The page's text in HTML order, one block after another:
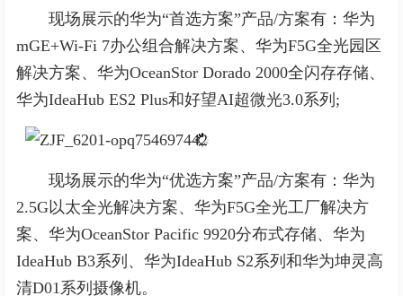
现场展示的华为“首选方案”产品/方案有：华为
mGE+Wi-Fi 7办公组合解决方案、华为F5G全光园区
解决方案、华为OceanStor Dorado 2000全闪存存储、
华为IdeaHub ES2 Plus和好望AI超微光3.0系列;
现场展示的华为“优选方案”产品/方案有：华为
2.5G以太全光解决方案、华为F5G全光工厂解决方
案、华为OceanStor Pacific 9920分布式存储、华为
IdeaHub B3系列、华为IdeaHub S2系列和华为坤灵高
清D01系列摄像机。